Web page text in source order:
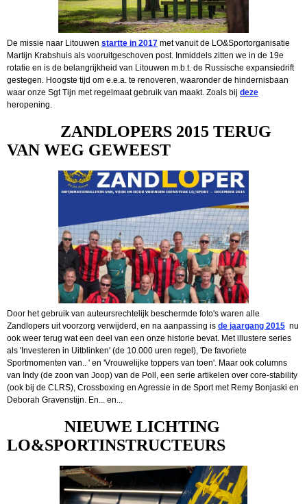
De missie naar Litouwen startte in 2017 met vanuit de LO&Sportorganisatie
Martijn Krabshuis als vooruitgeschoven post. Inmiddels zitten we in de 19e
rotatie en is de belangrijkheid van Litouwen m.b.t. de Russische expansiedrift
gestegen. Hoogste tijd om e.e.a. te renoveren, waaronder de hindernisbaan
waar onze Sgt Tijn met regelmaat gebruik van maakt. Zoals bij deze
heropening.
ZANDLOPERS 2015 TERUG
VAN WEG GEWEEST
Door het gebruik van auteursrechtelijk beschermde foto's waren alle
Zandlopers uit voorzorg verwijderd, en na aanpassing is de jaargang 2015 nu
ook weer terug wat een deel van een onze historie bevat. Met illustere series
als 'Investeren in Uitblinken' (de 10.000 uren regel), 'De favoriete
Sportmomenten van.. ' en 'Vrouwelijke toppers van toen'. Maar ook columns
van Indy (de zoon van Joop) van de Poll, een serie artikelen over core-stability
(ook bij de CLRS), Crossboxing en Agressie in de Sport met Remy Bonjaski en
Deborah Gravenstijn. En... en...
NIEUWE LICHTING
LO&SPORTINSTRUCTEURS